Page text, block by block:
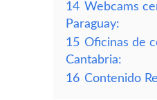
14 Webcams
Paraguay:
15 Oficinas de
Cantabria:
16 Contenido